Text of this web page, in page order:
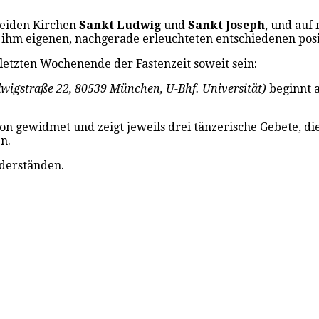
Kirchen Sankt Ludwig und Sankt Joseph, und auf
eigenen, nachgerade erleuchteten entschiedenen
Wochenende der Fastenzeit soweit sein:
22, 80539 München, U-Bhf. Universität) beginnt
gewidmet und zeigt jeweils drei tänzerische Gebete,